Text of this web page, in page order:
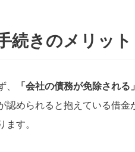
続きのメリット
、 「会社の債務が免除される」
認められると抱えている借
ます。